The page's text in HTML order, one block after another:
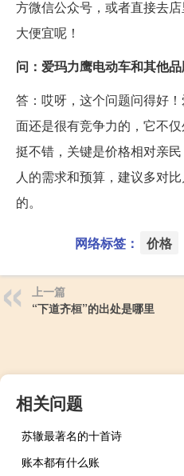
方微信公众号，或者直接去
大便宜呢！
问：爱玛力鹰电动车和其他
答：哎呀，这个问题问得好
面还是很有竞争力的，它不
挺不错，关键是价格相对亲
人的需求和预算，建议多对
的。
网络标签： 价格
上一篇
“下道齐桓”的出处是哪里
相关问题
苏辙最著名的十首诗
账本都有什么账